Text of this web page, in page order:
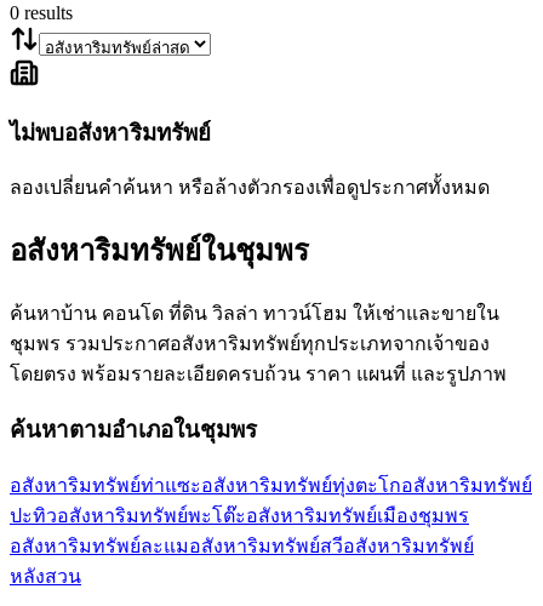
0 results
ไม่พบอสังหาริมทรัพย์
ลองเปลี่ยนคำค้นหา หรือล้างตัวกรองเพื่อดูประกาศทั้งหมด
อสังหาริมทรัพย์ในชุมพร
ค้นหาบ้าน คอนโด ที่ดิน วิลล่า ทาวน์โฮม ให้เช่าและขายใน
ชุมพร รวมประกาศอสังหาริมทรัพย์ทุกประเภทจากเจ้าของ
โดยตรง พร้อมรายละเอียดครบถ้วน ราคา แผนที่ และรูปภาพ
ค้นหาตามอำเภอในชุมพร
อสังหาริมทรัพย์ท่าแซะอสังหาริมทรัพย์ทุ่งตะโกอสังหาริมทรัพย์
ปะทิวอสังหาริมทรัพย์พะโต๊ะอสังหาริมทรัพย์เมืองชุมพร
อสังหาริมทรัพย์ละแมอสังหาริมทรัพย์สวีอสังหาริมทรัพย์
หลังสวน